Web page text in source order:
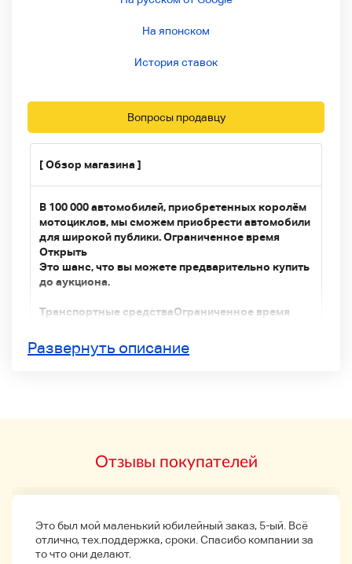
На японском
История ставок
Вопросы продавцу
[ Обзор магазина ]
В 100 000 автомобилей, приобретенных королём
мотоциклов, мы сможем приобрести автомобили
для широкой публики.Ограниченное время
Открыть
Это шанс, что вы можете предварительно купить
до аукциона.
Транспортные средстваОграниченное время
внимание, что нет перепродажи для
мерах предосторожностиДомойСвязаться с
нами
Развернуть описание
Отзывы покупателей
Это был мой маленький юбилейный заказ, 5-ый. Всё
отлично, тех.поддержка, сроки. Спасибо компании за
то что они делают.